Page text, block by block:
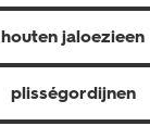
houten jaloezieen
plisségordijnen